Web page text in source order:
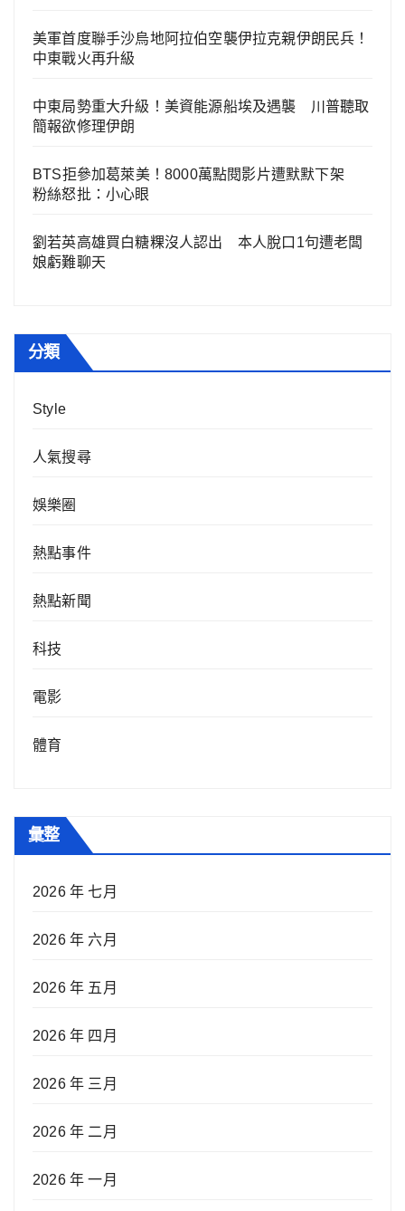
美軍首度聯手沙烏地阿拉伯空襲伊拉克親伊朗民兵！
中東戰火再升級
中東局勢重大升級！美資能源船埃及遇襲 川普聽取
簡報欲修理伊朗
BTS拒參加葛萊美！8000萬點閱影片遭默默下架
粉絲怒批：小心眼
劉若英高雄買白糖粿沒人認出 本人脫口1句遭老闆
娘虧難聊天
分類
Style
人氣搜尋
娛樂圈
熱點事件
熱點新聞
科技
電影
體育
彙整
2026 年 七月
2026 年 六月
2026 年 五月
2026 年 四月
2026 年 三月
2026 年 二月
2026 年 一月